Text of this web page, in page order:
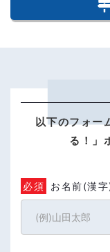
以下のフォー
る！」
必須 お名前(漢字